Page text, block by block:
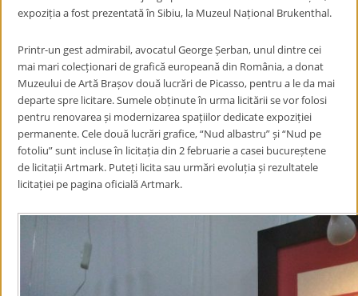
expoziția a fost prezentată în Sibiu, la Muzeul Național Brukenthal.
Printr-un gest admirabil, avocatul George Șerban, unul dintre cei
mai mari colecționari de grafică europeană din România, a donat
Muzeului de Artă Brașov două lucrări de Picasso, pentru a le da mai
departe spre licitare. Sumele obținute în urma licitării se vor folosi
pentru renovarea și modernizarea spațiilor dedicate expoziției
permanente. Cele două lucrări grafice, “Nud albastru” și “Nud pe
fotoliu” sunt incluse în licitația din 2 februarie a casei bucureștene
de licitații Artmark. Puteți licita sau urmări evoluția și rezultatele
licitației pe pagina oficială Artmark.